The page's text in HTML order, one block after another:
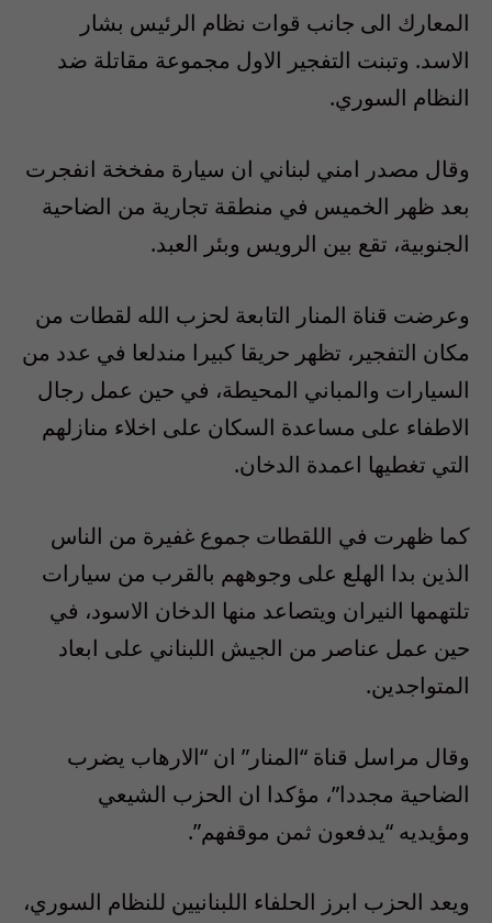
المعارك الى جانب قوات نظام الرئيس بشار
الاسد. وتبنت التفجير الاول مجموعة مقاتلة ضد
النظام السوري.
وقال مصدر امني لبناني ان سيارة مفخخة انفجرت
بعد ظهر الخميس في منطقة تجارية من الضاحية
الجنوبية، تقع بين الرويس وبئر العبد.
وعرضت قناة المنار التابعة لحزب الله لقطات من
مكان التفجير، تظهر حريقا كبيرا مندلعا في عدد من
السيارات والمباني المحيطة، في حين عمل رجال
الاطفاء على مساعدة السكان على اخلاء منازلهم
التي تغطيها اعمدة الدخان.
كما ظهرت في اللقطات جموع غفيرة من الناس
الذين بدا الهلع على وجوههم بالقرب من سيارات
تلتهمها النيران ويتصاعد منها الدخان الاسود، في
حين عمل عناصر من الجيش اللبناني على ابعاد
المتواجدين.
وقال مراسل قناة “المنار” ان “الارهاب يضرب
الضاحية مجددا”، مؤكدا ان الحزب الشيعي
ومؤيديه “يدفعون ثمن موقفهم”.
ويعد الحزب ابرز الحلفاء اللبنانيين للنظام السوري،